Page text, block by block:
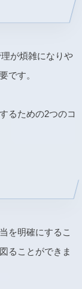
が煩雑になりや
です。
るための2つのコ
を明確にするこ
ることができま